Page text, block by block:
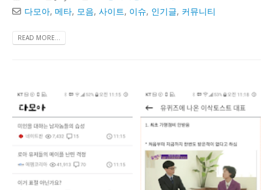
다모아,메타, 모음,사이트, 이슈, 인기글, 커뮤니티
READ MORE...